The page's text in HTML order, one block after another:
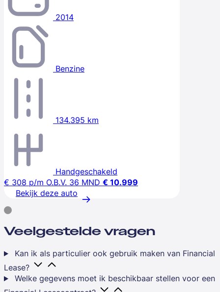
2014
Benzine
134.395 km
Handgeschakeld
€ 308 p/m O.B.V. 36 MND € 10.999
Bekijk deze auto
Veelgestelde vragen
Kan ik als particulier ook gebruik maken van Financial
Lease?
Welke gegevens moet ik beschikbaar stellen voor een